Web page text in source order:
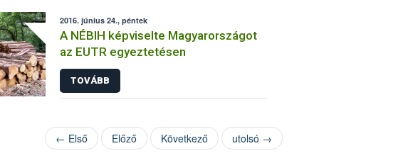
2016. június 24., péntek
A NÉBIH képviselte Magyarországot
az EUTR egyeztetésen
TOVÁBB
← Első Előző Következő utolsó →